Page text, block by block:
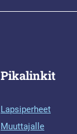
Pikalinkit
Lapsiperheet
Muuttajalle